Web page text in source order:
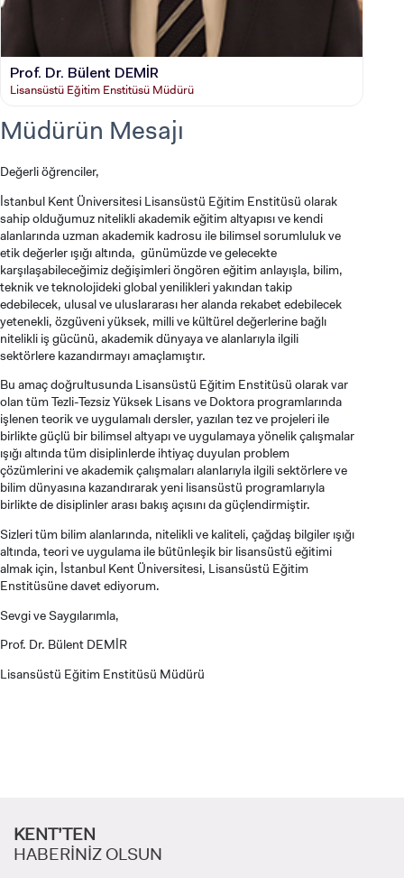
ADAY ÖĞRENCİ
INTERNATIONAL
Prof. Dr. Bülent DEMİR
Lisansüstü Eğitim Enstitüsü Müdürü
Müdürün Mesajı
Değerli öğrenciler,
İstanbul Kent Üniversitesi Lisansüstü Eğitim Enstitüsü olarak
sahip olduğumuz nitelikli akademik eğitim altyapısı ve kendi
alanlarında uzman akademik kadrosu ile bilimsel sorumluluk ve
etik değerler ışığı altında, günümüzde ve gelecekte
karşılaşabileceğimiz değişimleri öngören eğitim anlayışla, bilim,
teknik ve teknolojideki global yenilikleri yakından takip
edebilecek, ulusal ve uluslararası her alanda rekabet edebilecek
yetenekli, özgüveni yüksek, milli ve kültürel değerlerine bağlı
nitelikli iş gücünü, akademik dünyaya ve alanlarıyla ilgili
sektörlere kazandırmayı amaçlamıştır.
Bu amaç doğrultusunda Lisansüstü Eğitim Enstitüsü olarak var
olan tüm Tezli-Tezsiz Yüksek Lisans ve Doktora programlarında
işlenen teorik ve uygulamalı dersler, yazılan tez ve projeleri ile
birlikte güçlü bir bilimsel altyapı ve uygulamaya yönelik çalışmalar
ışığı altında tüm disiplinlerde ihtiyaç duyulan problem
çözümlerini ve akademik çalışmaları alanlarıyla ilgili sektörlere ve
bilim dünyasına kazandırarak yeni lisansüstü programlarıyla
birlikte de disiplinler arası bakış açısını da güçlendirmiştir.
Sizleri tüm bilim alanlarında, nitelikli ve kaliteli, çağdaş bilgiler ışığı
altında, teori ve uygulama ile bütünleşik bir lisansüstü eğitimi
almak için, İstanbul Kent Üniversitesi, Lisansüstü Eğitim
Enstitüsüne davet ediyorum.
Sevgi ve Saygılarımla,
Prof. Dr. Bülent DEMİR
Lisansüstü Eğitim Enstitüsü Müdürü
KENT’TEN
HABERİNİZ OLSUN